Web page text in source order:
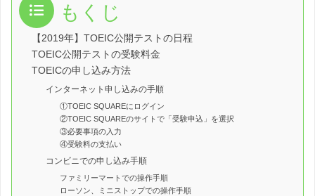
もくじ
【2019年】TOEIC公開テストの日程
TOEIC公開テストの受験料金
TOEICの申し込み方法
インターネット申し込みの手順
①TOEIC SQUAREにログイン
②TOEIC SQUAREのサイトで「受験申込」を選択
③必要事項の入力
④受験料の支払い
コンビニでの申し込み手順
ファミリーマートでの操作手順
ローソン、ミニストップでの操作手順